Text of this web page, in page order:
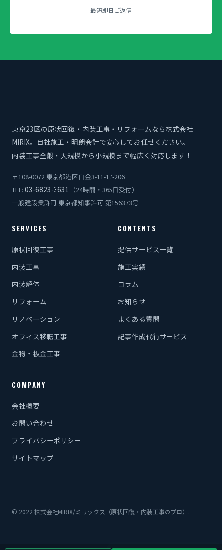
最短即日ご返信
東京23区の原状回復・内装工事・リフォームなら株式会社
MIRIX。自社施工・明朗会計で安心してお任せください。
内装工事全般・大規模から小規模まで幅広く対応します！
〒108-0072 東京都港区白金3-11-17-206
TEL: 03-6823-3631
（24時間・365日受付）
一般建設業許可 東京都知事許可 第156373号
SERVICES
原状回復工事
内装工事
内装解体
リフォーム
リノベーション
オフィス移転工事
金物・板金工事
CONTENTS
提供サービス一覧
施工実績
コラム
お知らせ
よくある質問
記事作成代行サービス
COMPANY
会社概要
お問い合わせ
プライバシーポリシー
サイトマップ
© 2022 株式会社MIRIX/ミリックス（原状回復・内装工事のプロ）.